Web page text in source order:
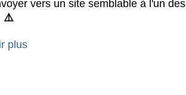
vers un site semblable à l'un des
⚠️
plus